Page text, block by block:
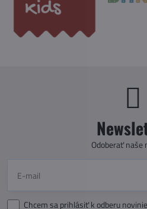
Odoberať naše
Chcem sa prihlásiť k odberu